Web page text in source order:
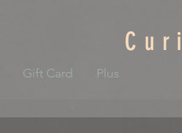
Gift Card Plus